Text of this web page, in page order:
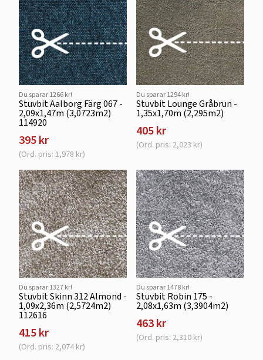
Du sparar 1266 kr!
Stuvbit Aalborg Färg 067 -
2,09x1,47m (3,0723m2)
114920
395 kr
(Ord. pris: 1,978 kr)
Du sparar 1294 kr!
Stuvbit Lounge Gråbrun -
1,35x1,70m (2,295m2)
405 kr
(Ord. pris: 2,023 kr)
Du sparar 1327 kr!
Stuvbit Skinn 312 Almond -
1,09x2,36m (2,5724m2)
112616
415 kr
(Ord. pris: 2,074 kr)
Du sparar 1478 kr!
Stuvbit Robin 175 -
2,08x1,63m (3,3904m2)
463 kr
(Ord. pris: 2,310 kr)